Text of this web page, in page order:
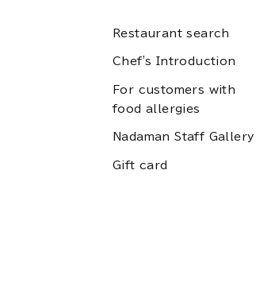
Restaurant search
Chef's Introduction
For customers with
food allergies
Nadaman Staff Gallery
Gift card